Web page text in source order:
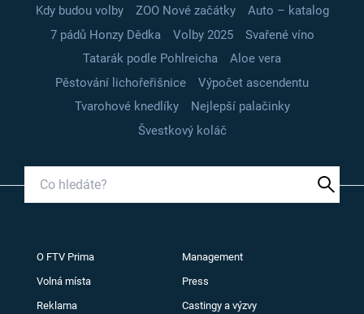
Kdy budou volby
ZOO Nové začátky
Auto – katalog
7 pádů Honzy Dědka
Volby 2025
Svařené víno
Tatarák podle Pohlreicha
Aloe vera
Pěstování lichořeřišnice
Výpočet ascendentu
Tvarohové knedlíky
Nejlepší palačinky
Švestkový koláč
O FTV Prima Management
Volná místa Press
Reklama Castingy a výzvy